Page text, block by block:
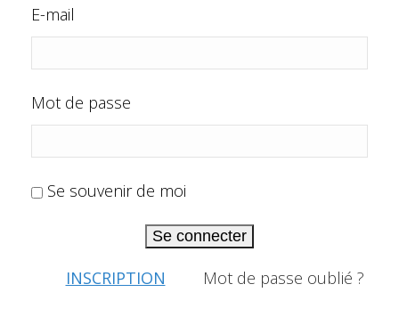
E-mail
Mot de passe
Se souvenir de moi
Se connecter
INSCRIPTION Mot de passe oublié ?